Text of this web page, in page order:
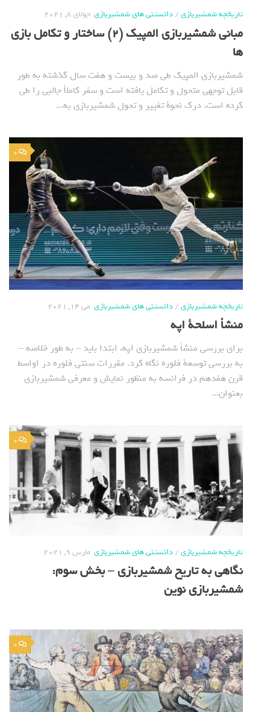
تاریخچه شمشیربازی/دانستنی های شمشیربازی جولای 8, 2021
مبانی شمشیربازی المپیک (2) ساختار و تکامل بازی
ها
شمشیربازی المپیک طی صد و بیست و هفت سال گذشته به طور
قابل توجهی متحول و تکامل یافته است و سفر کاملاً جالبی را طی
کرده است. درک نحوة تغییر و تحول شمشیربازی به...
0
تاریخچه شمشیربازی/دانستنی های شمشیربازی می 14, 2021
منشأ اسلحة اپه
برای بررسی منشأ شمشیربازی اپه، ابتدا باید – به طور خلاصه –
به بررسی توسعة فلوره نگاه کرد. مقررات سنتی فلوره در اواسط
قرن هفدهم در فرانسه به منظور نمایش و معرفی شمشیربازی
بعنوان...
0
تاریخچه شمشیربازی/دانستنی های شمشیربازی مارس 9, 2021
نگاهی به تاریخ شمشیربازی – بخش سوم:
شمشیربازی نوین
0